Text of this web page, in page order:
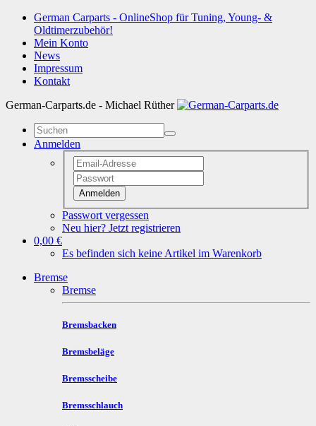
German Carparts - OnlineShop für Tuning, Young- &
Oldtimerzubehör!
Mein Konto
News
Impressum
Kontakt
German-Carparts.de - Michael Rüther
Anmelden
Anmelden
Passwort vergessen
Neu hier? Jetzt registrieren
0,00 €
Es befinden sich keine Artikel im Warenkorb
Bremse
Bremse
Bremsbacken
Bremsbeläge
Bremsscheibe
Bremsschlauch